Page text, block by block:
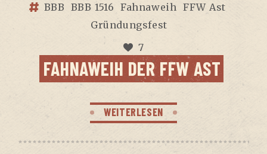
BBB BBB 1516 Fahnaweih FFW Ast
Gründungsfest
7
FAHN­AWEIH DER FFW AST
WEITERLESEN